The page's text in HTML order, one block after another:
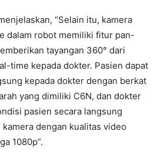
“Selain itu, kamera
dalam robot memiliki fitur pan-
tayangan 360° dari
time kepada dokter. Pasien dapat
kepada dokter dengan berkat
yang dimiliki C6N, dan dokter
pasien secara langsung
dengan kualitas video
1080p”.